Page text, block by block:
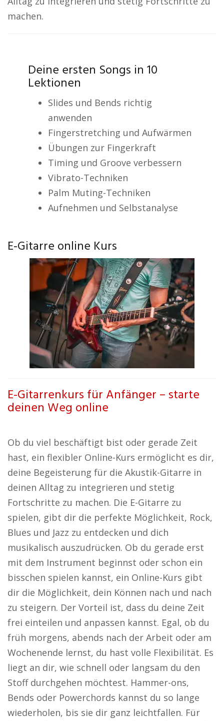
machen.
Deine ersten Songs in 10
Lektionen
Slides und Bends richtig
anwenden
Fingerstretching und Aufwärmen
Übungen zur Fingerkraft
Timing und Groove verbessern
Vibrato-Techniken
Palm Muting-Techniken
Aufnehmen und Selbstanalyse
E-Gitarre online Kurs
E-Gitarrenkurs für Anfänger – starte
deinen Weg online
Ob du viel beschäftigt bist oder gerade Zeit
hast, ein flexibler Online-Kurs ermöglicht es dir,
deine Begeisterung für die Akustik-Gitarre in
deinen Alltag zu integrieren und stetig
Fortschritte zu machen. Die E-Gitarre zu
spielen, gibt dir die perfekte Möglichkeit, Rock,
Blues und Jazz zu entdecken und dich
musikalisch auszudrücken. Ob du gerade erst
mit dem Instrument beginnst oder schon ein
bisschen spielen kannst, ein Online-Kurs gibt
dir die Möglichkeit, dein Können nach und nach
zu steigern. Der Vorteil ist, dass du deine Zeit
frei einteilen und anpassen kannst. Egal, ob du
früh morgens, abends nach der Arbeit oder am
Wochenende lernst, du hast volle Flexibilität. Es
liegt an dir, wie schnell oder langsam du den
Stoff durchgehen möchtest. Hammer-ons,
Bends oder Powerchords kannst du so lange
wiederholen, bis sie dir ganz leichtfallen. Für